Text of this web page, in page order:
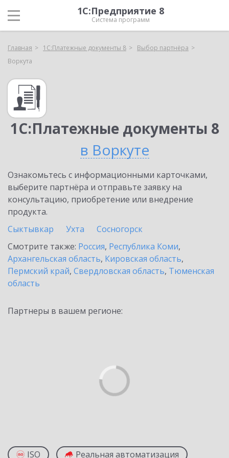
1С:Предприятие 8
Система программ
Главная 1С:Платежные документы 8
Выбор партнёра
Воркута
1С:Платежные документы 8
в Воркуте
Ознакомьтесь с информационными карточками,
выберите партнёра и отправьте заявку на
консультацию, приобретение или внедрение
продукта.
Сыктывкар
Ухта
Сосногорск
Смотрите также: Россия, Республика Коми,
Архангельская область, Кировская область,
Пермский край, Свердловская область, Тюменская
область
Партнеры в вашем регионе:
ISO Реальная автоматизация